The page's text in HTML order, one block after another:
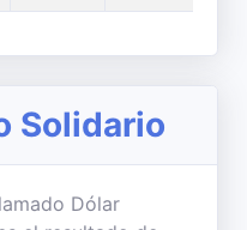
Solidario
Dólar